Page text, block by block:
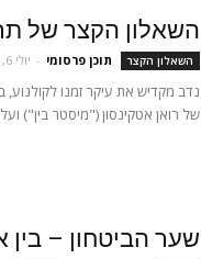
השאלון הקצר של
השאלון הקצר תוכן פרסומי - יולי 6, 2015
נדב מקדיש את עיקר זמנו
של רואן אטקינסון ("מיסטר בין")
שער הביטחון – בין